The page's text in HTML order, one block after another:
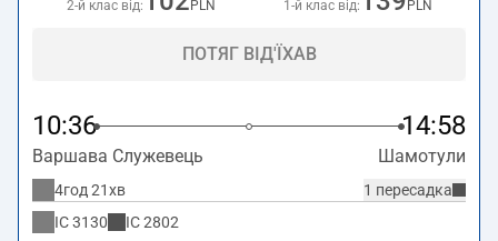
2-й клас від: PLN 1-й клас від: PLN
ПОТЯГ ВІД'ЇХАВ
10:36 14:58
Варшава Служевець Шамотули
1 пересадка
4год 21хв
IC3130 IC2802